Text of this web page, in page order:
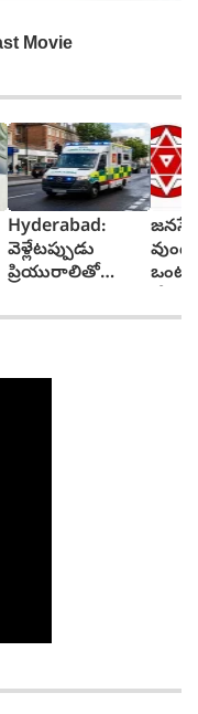
Hyderabad:
వెళ్లేటప్పుడు
ప్రియురాలితో
వచ్చేటప్పుడు
చీఫ్